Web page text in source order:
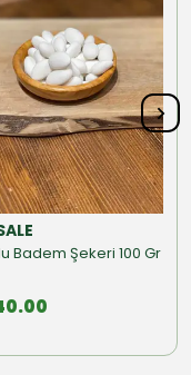
Badem Şekeri 100 Gr